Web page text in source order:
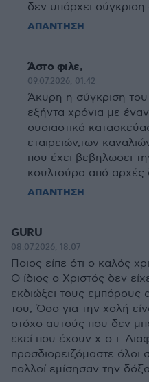
δεν υπάρχει
ΑΠΑΝΤΗΣΗ
Άστο φιλε,
09.07.2026, 01:42
Άκυρη η σύγκριση
εξήντα χρόνια με
ουσιαστικά
εταιρειών,των
που έχει βεβηλωσει
κουλτούρα από αρχές
ΑΠΑΝΤΗΣΗ
GURU
08.07.2026, 18:07
Ποιος είπε ότι ο καλός
Ο ίδιος ο Χριστός δεν
εκδιώξει τους εμπόρους
του; Όσο για την χολή
στόχο αυτούς που δεν
εκεί που έχουν χ-σ-ι.
προσδιορειζόμαστε όλοι
πολλοί εμίσησαν την